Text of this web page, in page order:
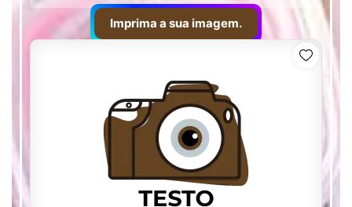
Imprima a sua imagem.